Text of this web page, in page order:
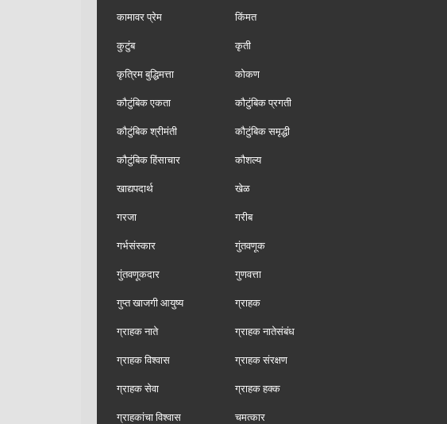
कामावर प्रेम
किंमत
कुटुंब
कृती
कृत्रिम बुद्धिमत्ता
कोकण
कौटुंबिक एकता
कौटुंबिक प्रगती
कौटुंबिक श्रीमंती
कौटुंबिक समृद्धी
कौटुंबिक हिंसाचार
कौशल्य
खाद्यपदार्थ
खेळ
गरजा
गरीब
गर्भसंस्कार
गुंतवणूक
गुंतवणूकदार
गुणवत्ता
गुप्त खाजगी आयुष्य
ग्राहक
ग्राहक नाते
ग्राहक नातेसंबंध
ग्राहक विश्वास
ग्राहक संरक्षण
ग्राहक सेवा
ग्राहक हक्क
ग्राहकांचा विश्वास
चमत्कार